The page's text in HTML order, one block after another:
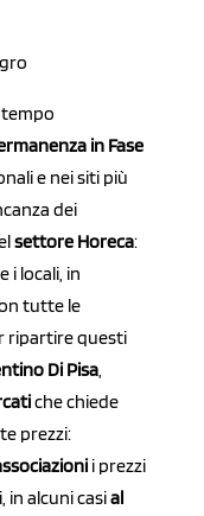
in Fase
e nei siti più
dei
settore Horeca:
i locali, in
tutte le
ripartire questi
Di Pisa
che chiede
prezzi:
i prezzi
alcuni casial